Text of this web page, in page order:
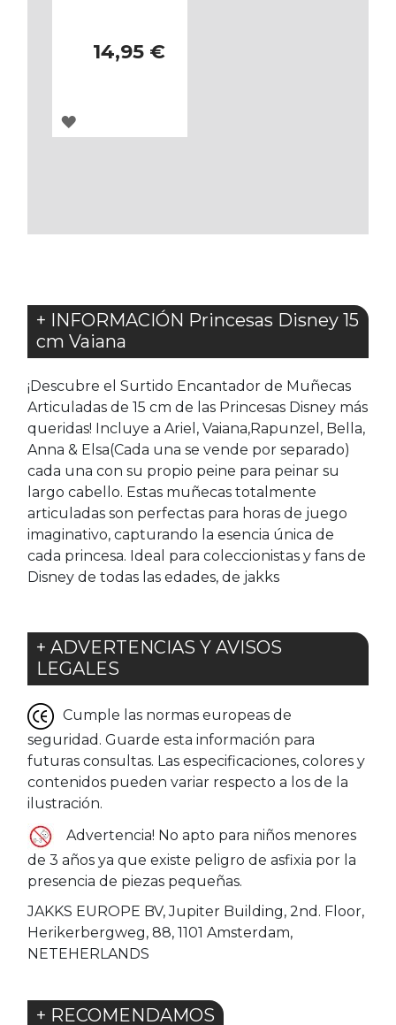
14,95 €
AGREGAR
+ INFORMACIÓN Princesas Disney 15
cm Vaiana
¡Descubre el Surtido Encantador de Muñecas
Articuladas de 15 cm de las Princesas Disney más
queridas! Incluye a Ariel, Vaiana,Rapunzel, Bella,
Anna & Elsa(Cada una se vende por separado)
cada una con su propio peine para peinar su
largo cabello. Estas muñecas totalmente
articuladas son perfectas para horas de juego
imaginativo, capturando la esencia única de
cada princesa. Ideal para coleccionistas y fans de
Disney de todas las edades, de jakks
+ ADVERTENCIAS Y AVISOS
LEGALES
Cumple las normas europeas de
seguridad. Guarde esta información para
futuras consultas. Las especificaciones, colores y
contenidos pueden variar respecto a los de la
ilustración.
Advertencia! No apto para niños menores
de 3 años ya que existe peligro de asfixia por la
presencia de piezas pequeñas.
JAKKS EUROPE BV, Jupiter Building, 2nd. Floor,
Herikerbergweg, 88, 1101 Amsterdam,
NETEHERLANDS
+ RECOMENDAMOS